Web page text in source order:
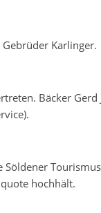
Karlinger.
Bäcker Gerd
Söldener
hochhält.